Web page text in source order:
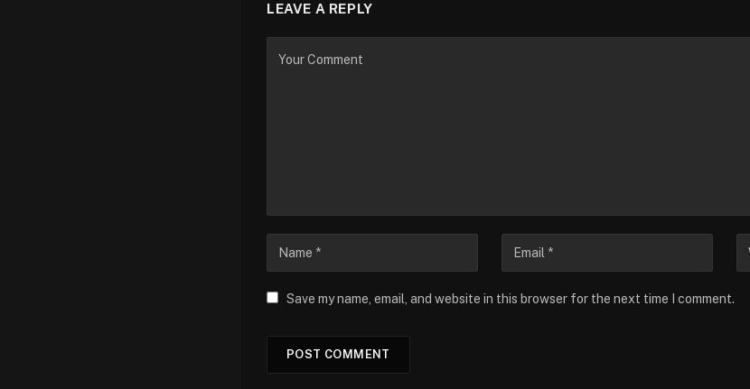
LEAVE A REPLY
Save my name, email, and website in this browser for the next time I comment.